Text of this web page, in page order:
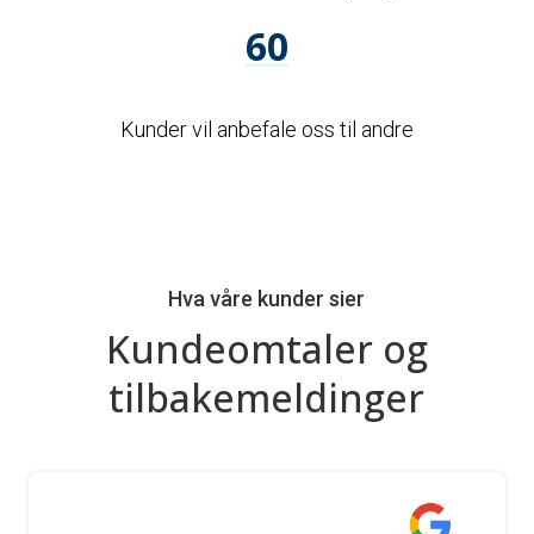
60
Kunder vil anbefale oss til andre
Hva våre kunder sier
Kundeomtaler og
tilbakemeldinger